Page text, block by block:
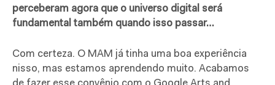
perceberam agora que o universo digital será
fundamental também quando isso passar…
Com certeza. O MAM já tinha uma boa experiência
nisso, mas estamos aprendendo muito. Acabamos